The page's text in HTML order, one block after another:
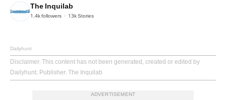
The Inquilab
1.4kfollowers 13kStories
Dailyhunt
Disclaimer: This content has not been generated, created or edited by
Dailyhunt. Publisher: The Inquilab
ADVERTISEMENT